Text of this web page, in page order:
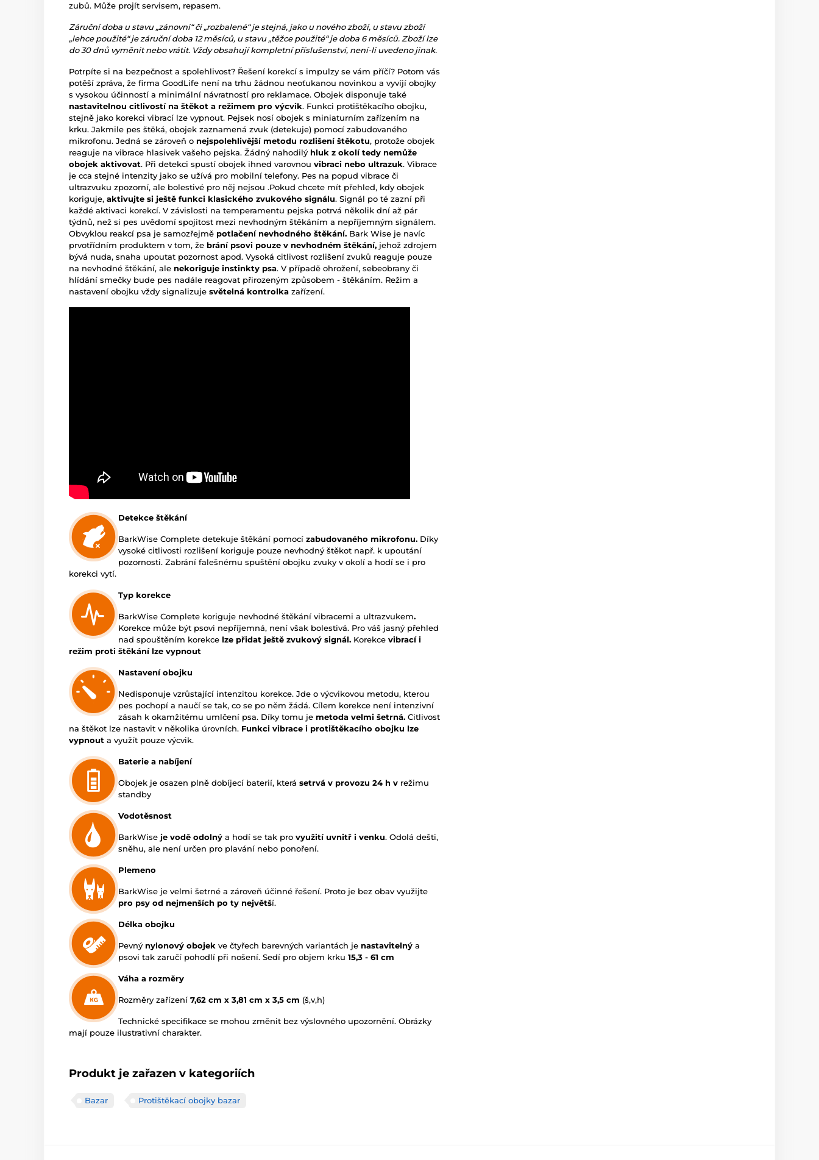
zubů. Může projít servisem, repasem.
Záruční doba u stavu „zánovní“ či „rozbalené“ je stejná, jako u nového zboží, u stavu zboží
„lehce použité“ je záruční doba 12 měsíců, u stavu „těžce použité“ je doba 6 měsíců. Zboží lze
do 30 dnů vyměnit nebo vrátit. Vždy obsahují kompletní příslušenství, není-li uvedeno jinak.
Potrpíte si na bezpečnost a spolehlivost? Řešení korekcí s impulzy se vám příčí? Potom vás
potěší zpráva, že firma GoodLife není na trhu žádnou neoťukanou novinkou a vyvíjí obojky
s vysokou účinností a minimální návratností pro reklamace. Obojek disponuje také
nastavitelnou citlivostí na štěkot a režimem pro výcvik. Funkci protištěkacího obojku,
stejně jako korekci vibrací lze vypnout. Pejsek nosí obojek s miniaturním zařízením na
krku. Jakmile pes štěká, obojek zaznamená zvuk (detekuje) pomocí zabudovaného
mikrofonu. Jedná se zároveň o nejspolehlivější metodu rozlišení štěkotu, protože obojek
reaguje na vibrace hlasivek vašeho pejska. Žádný nahodilý hluk z okolí tedy nemůže
obojek aktivovat. Při detekci spustí obojek ihned varovnou vibraci nebo ultrazuk. Vibrace
je cca stejné intenzity jako se užívá pro mobilní telefony. Pes na popud vibrace či
ultrazvuku zpozorní, ale bolestivé pro něj nejsou .Pokud chcete mít přehled, kdy obojek
koriguje, aktivujte si ještě funkci klasického zvukového signálu. Signál po té zazní při
každé aktivaci korekcí. V závislosti na temperamentu pejska potrvá několik dní až pár
týdnů, než si pes uvědomí spojitost mezi nevhodným štěkáním a nepříjemným signálem.
Obvyklou reakcí psa je samozřejmě potlačení nevhodného štěkání. Bark Wise je navíc
prvotřídním produktem v tom, že brání psovi pouze v nevhodném štěkání, jehož zdrojem
bývá nuda, snaha upoutat pozornost apod. Vysoká citlivost rozlišení zvuků reaguje pouze
na nevhodné štěkání, ale nekoriguje instinkty psa. V případě ohrožení, sebeobrany či
hlídání smečky bude pes nadále reagovat přirozeným způsobem - štěkáním. Režim a
nastavení obojku vždy signalizuje světelná kontrolka zařízení.
Detekce štěkání
BarkWise Complete detekuje štěkání pomocí zabudovaného mikrofonu. Díky
vysoké citlivosti rozlišení koriguje pouze nevhodný štěkot např. k upoutání
pozornosti. Zabrání falešnému spuštění obojku zvuky v okolí a hodí se i pro
korekci vytí.
Typ korekce
BarkWise Complete koriguje nevhodné štěkání vibracemi a ultrazvukem.
Korekce může být psovi nepříjemná, není však bolestivá. Pro váš jasný přehled
nad spouštěním korekce lze přidat ještě zvukový signál. Korekce vibrací i
režim proti štěkání lze vypnout
Nastavení obojku
Nedisponuje vzrůstající intenzitou korekce. Jde o výcvikovou metodu, kterou
pes pochopí a naučí se tak, co se po něm žádá. Cílem korekce není intenzivní
zásah k okamžitému umlčení psa. Díky tomu je metoda velmi šetrná. Citlivost
na štěkot lze nastavit v několika úrovních. Funkci vibrace i protištěkacího obojku lze
vypnout a využít pouze výcvik.
Baterie a nabíjení
Obojek je osazen plně dobíjecí baterií, která setrvá v provozu 24 h v režimu
standby
Vodotěsnost
BarkWise je vodě odolný a hodí se tak pro využití uvnitř i venku. Odolá dešti,
sněhu, ale není určen pro plavání nebo ponoření.
Plemeno
BarkWise je velmi šetrné a zároveň účinné řešení. Proto je bez obav využijte
pro psy od nejmenších po ty největší.
Délka obojku
Pevný nylonový obojek ve čtyřech barevných variantách je nastavitelný a
psovi tak zaručí pohodlí při nošení. Sedí pro objem krku 15,3 - 61 cm
Váha a rozměry
Rozměry zařízení 7,62 cm x 3,81 cm x 3,5 cm (š,v,h)
Technické specifikace se mohou změnit bez výslovného upozornění. Obrázky
mají pouze ilustrativní charakter.
Produkt je zařazen v kategoriích
Bazar Protištěkací obojky bazar